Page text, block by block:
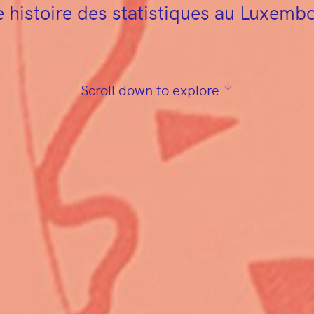
histoire des statistiques au
Scroll down to explore